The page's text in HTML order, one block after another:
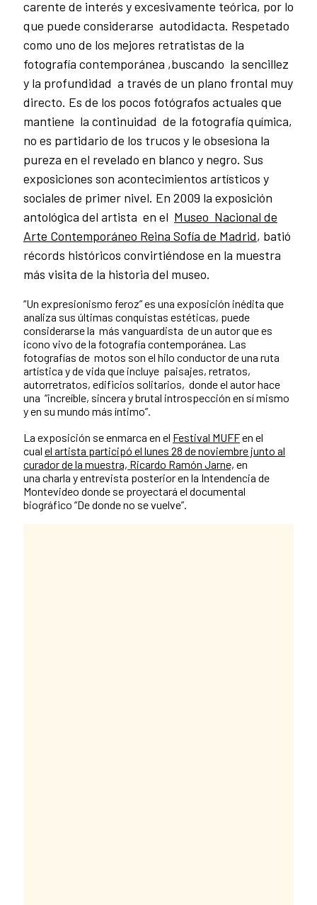
carente de interés y excesivamente teórica, por lo
que puede considerarse autodidacta. Respetado
como uno de los mejores retratistas de la
fotografía contemporánea ,buscando la sencillez
y la profundidad a través de un plano frontal muy
directo. Es de los pocos fotógrafos actuales que
mantiene la continuidad de la fotografía química,
no es partidario de los trucos y le obsesiona la
pureza en el revelado en blanco y negro. Sus
exposiciones son acontecimientos artísticos y
sociales de primer nivel. En 2009 la exposición
antológica del artista en el Museo Nacional de
Arte Contemporáneo Reina Sofía de Madrid, batió
récords históricos convirtiéndose en la muestra
más visita de la historia del museo.
“Un expresionismo feroz” es una exposición inédita que
analiza sus últimas conquistas estéticas, puede
considerarse la más vanguardista de un autor que es
icono vivo de la fotografía contemporánea. Las
fotografías de motos son el hilo conductor de una ruta
artística y de vida que incluye paisajes, retratos,
autorretratos, edificios solitarios, donde el autor hace
una “increíble, sincera y brutal introspección en sí mismo
y en su mundo más íntimo”.
La exposición se enmarca en el Festival MUFFen el
cual el artista participó el lunes 28 de noviembre junto al
curador de la muestra, Ricardo Ramón Jarne, en
una charla y entrevista posterior en la Intendencia de
Montevideo donde se proyectará el documental
biográfico “De donde no se vuelve”.